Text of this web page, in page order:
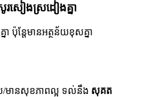
រសៀងស្រដៀងគ្នា
ប៉ុន្តែមានអត្ថន័យខុសគ្នា
/មានសុខភាពល្អ ទល់នឹង សុគត